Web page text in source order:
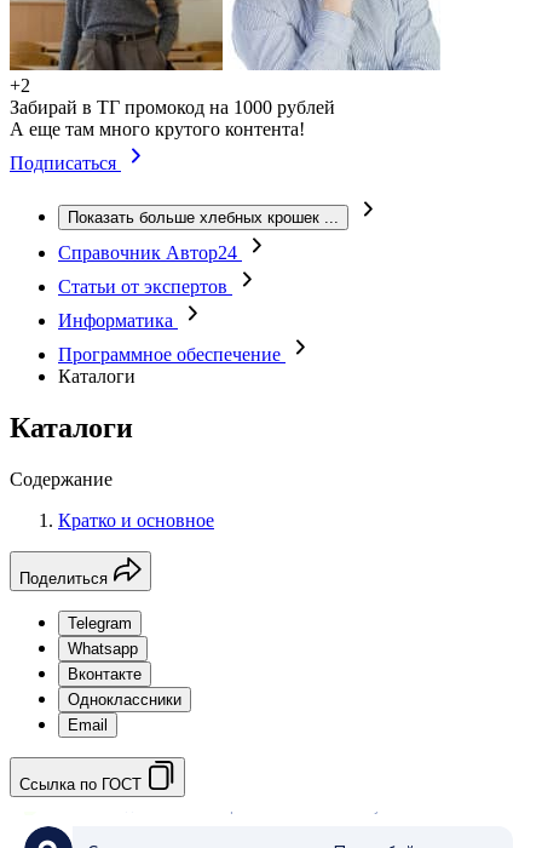
+2
Забирай в ТГ промокод на 1000 рублей
А еще там много крутого контента!
Подписаться
Показать больше хлебных крошек ...
Справочник Автор24
Статьи от экспертов
Информатика
Программное обеспечение
Каталоги
Каталоги
Содержание
Кратко и основное
Поделиться
Telegram
Whatsapp
Вконтакте
Одноклассники
Email
Ссылка по ГОСТ